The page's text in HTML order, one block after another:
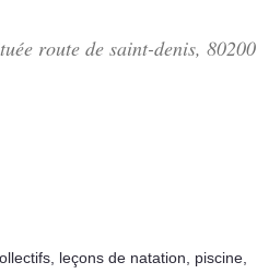
route de saint-denis, 80200
leçons de natation piscine